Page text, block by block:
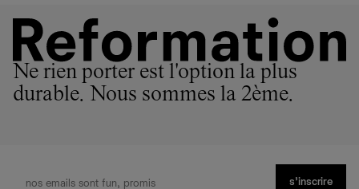
Ne rien porter est l'option la plus
durable. Nous sommes la 2ème.
s’inscrire